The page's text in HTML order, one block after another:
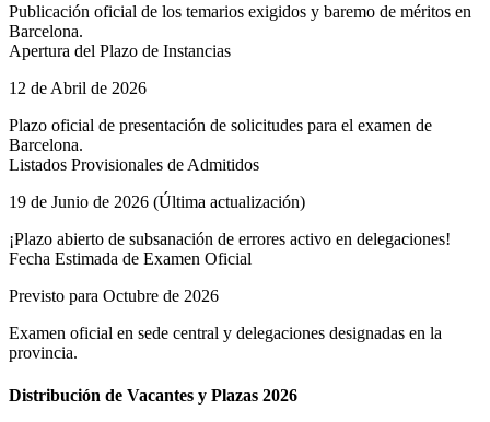
Publicación oficial de los temarios exigidos y baremo de méritos en
Barcelona.
Apertura del Plazo de Instancias
12 de Abril de 2026
Plazo oficial de presentación de solicitudes para el examen de
Barcelona.
Listados Provisionales de Admitidos
19 de Junio de 2026 (Última actualización)
¡Plazo abierto de subsanación de errores activo en delegaciones!
Fecha Estimada de Examen Oficial
Previsto para Octubre de 2026
Examen oficial en sede central y delegaciones designadas en la
provincia.
Distribución de Vacantes y Plazas 2026